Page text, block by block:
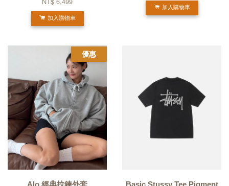
加入購物車
加入購物車
優惠
Alo 經典拉鍊外套 Basic Stussy Tee Pigment